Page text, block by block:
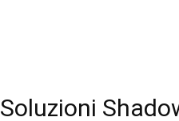
Soluzioni